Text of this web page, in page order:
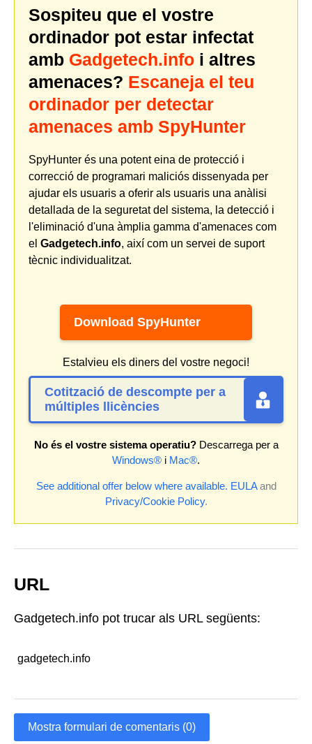
Sospiteu que el vostre
ordinador pot estar infectat
amb Gadgetech.info i altres
amenaces? Escaneja el teu
ordinador per detectar
amenaces amb SpyHunter
SpyHunter és una potent eina de protecció i
correcció de programari maliciós dissenyada per
ajudar els usuaris a oferir als usuaris una anàlisi
detallada de la seguretat del sistema, la detecció i
l'eliminació d'una àmplia gamma d'amenaces com
el Gadgetech.info, així com un servei de suport
tècnic individualitzat.
Download SpyHunter
Estalvieu els diners del vostre negoci!
Cotització de descompte per a
múltiples llicències
No és el vostre sistema operatiu?Descarrega per a
Windows® i Mac®.
See additional offer below where available. EULAand
Privacy/Cookie Policy.
URL
Gadgetech.info pot trucar als URL següents:
gadgetech.info
Mostra formulari de comentaris (0)